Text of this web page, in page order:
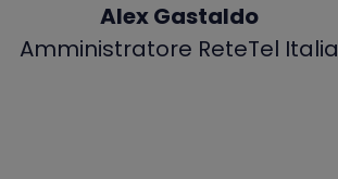
Alex Gastaldo
Amministratore ReteTel Italia